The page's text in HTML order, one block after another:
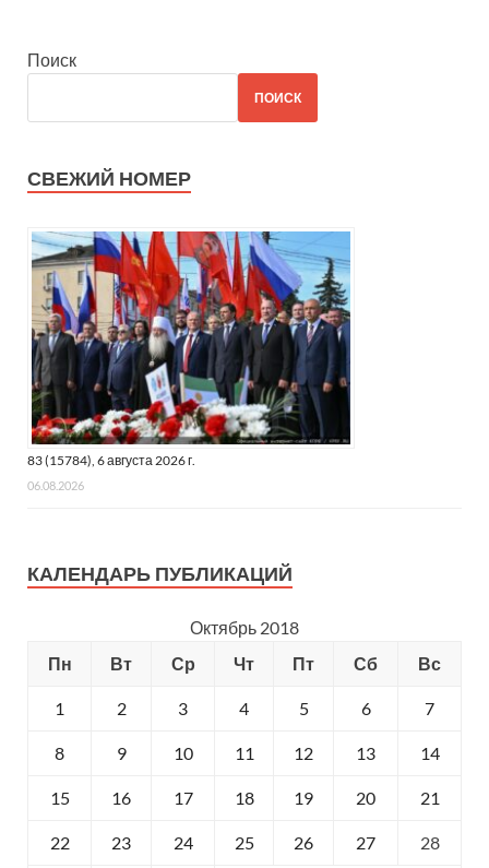
Поиск
ПОИСК
СВЕЖИЙ НОМЕР
83 (15784), 6 августа 2026 г.
06.08.2026
КАЛЕНДАРЬ ПУБЛИКАЦИЙ
Октябрь 2018
Пн
Вт Ср Чт Пт Сб Вс
1 2 3 4 5 6 7
8 9 10 11 12 13 14
15 16 17 18 19 20 21
22 23 24 25 26 27 28